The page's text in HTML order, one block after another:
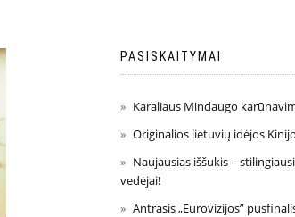
PASISKAITYMAI
Karaliaus Mindaugo
Originalios lietuvių idėjos
Naujausias iššukis –
vedėjai!
Antrasis „Eurovizijos”